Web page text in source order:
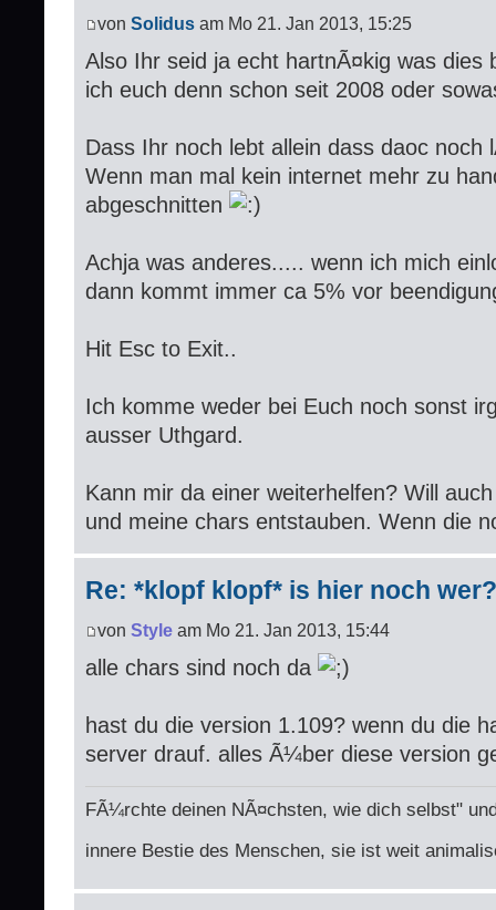
von Solidus am Mo 21. Jan 2013, 15:25
Also Ihr seid ja echt hartnÃ¤kig was dies
ich euch denn schon seit 2008 oder
Dass Ihr noch lebt allein dass daoc noch
Wenn man mal kein internet mehr zu
abgeschnitten
Achja was anderes..... wenn ich mich
dann kommt immer ca 5% vor
Hit Esc to Exit..
Ich komme weder bei Euch noch sonst
ausser Uthgard.
Kann mir da einer weiterhelfen? Will
und meine chars entstauben. Wenn die
Re: *klopf klopf* is hier noch wer?
von Style am Mo 21. Jan 2013, 15:44
alle chars sind noch da
hast du die version 1.109? wenn du die
server drauf. alles Ã¼ber diese version
FÃ¼rchte deinen NÃ¤chsten, wie dich selbst"
innere Bestie des Menschen, sie ist weit